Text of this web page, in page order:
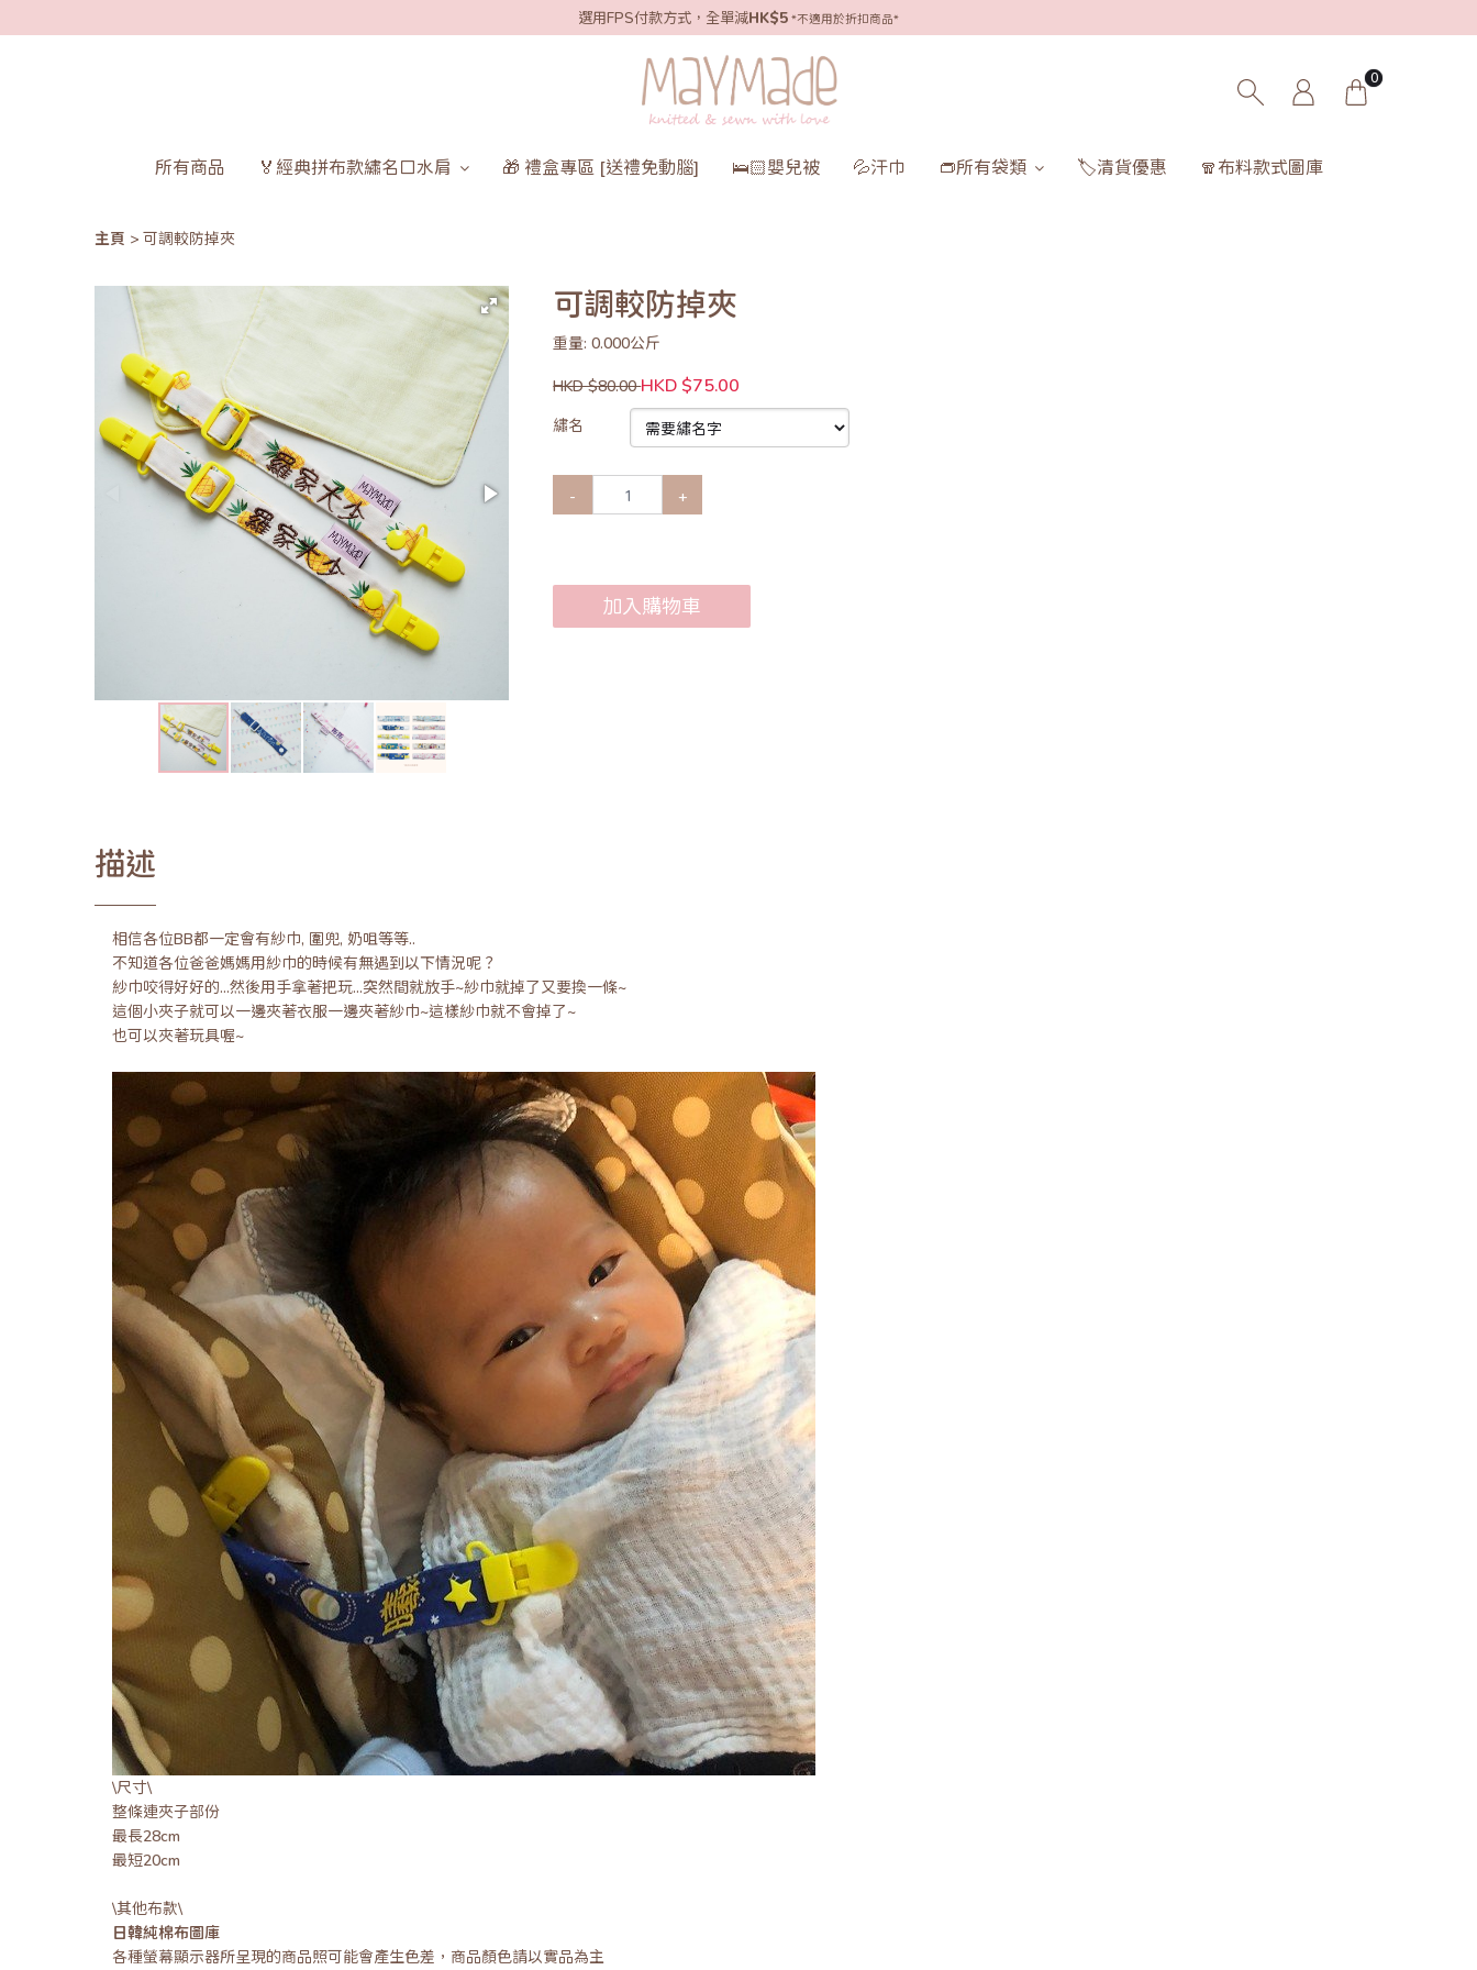
選用FPS付款方式，全單減HK$5 *不適用於折扣商品*
0
所有商品 🏅經典拼布款繡名口水肩 🎁 禮盒專區 [送禮免動腦] 🛌🏻嬰兒被 💦汗巾 👝所有袋類 🏷️清貨優惠 🧣布料款式圖庫
主頁 可調較防掉夾
可調較防掉夾
重量: 0.000公斤
HKD $80.00HKD $75.00
繡名
- +
加入購物車
描述
相信各位BB都一定會有紗巾, 圍兜, 奶咀等等..
不知道各位爸爸媽媽用紗巾的時候有無遇到以下情況呢？
紗巾咬得好好的...然後用手拿著把玩...突然間就放手~紗巾就掉了又要換一條~
這個小夾子就可以一邊夾著衣服一邊夾著紗巾~這樣紗巾就不會掉了~
也可以夾著玩具喔~
\尺寸\
整條連夾子部份
最長28cm
最短20cm
\其他布款\
日韓純棉布圖庫
各種螢幕顯示器所呈現的商品照可能會產生色差，商品顏色請以實品為主